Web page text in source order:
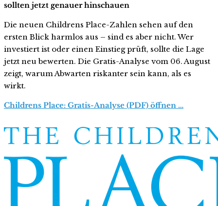
sollten jetzt genauer hinschauen
Die neuen Childrens Place-Zahlen sehen auf den
ersten Blick harmlos aus – sind es aber nicht. Wer
investiert ist oder einen Einstieg prüft, sollte die Lage
jetzt neu bewerten. Die Gratis-Analyse vom 06. August
zeigt, warum Abwarten riskanter sein kann, als es
wirkt.
Childrens Place: Gratis-Analyse (PDF) öffnen …